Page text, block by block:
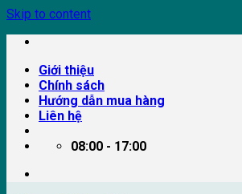
Skip to content
Giới thiệu
Chính sách
Hướng dẫn mua hàng
Liên hệ
08:00 - 17:00